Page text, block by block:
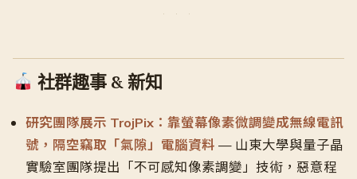
社群趣事 & 新知
研究團隊展示 TrojPix：靠螢幕像素微調變成無線電訊
號，隔空竊取「氣隙」電腦資料 — 山東大學與量子晶
實驗室團隊提出「不可感知像素調變」技術，惡意程